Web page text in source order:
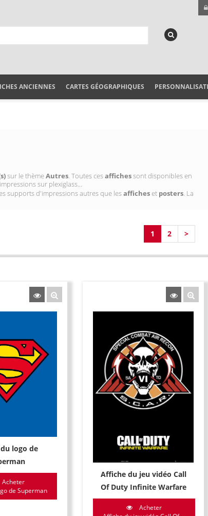
ANCIENNES CARTES GÉOGRAPHIQUES
sur le thèmeAutres. Toutes cesaffichessont disponibles en
sur plexiglass...
supports d'impressions autres que lesafficheset posters. La
1 2 >
logo de
Acheter
de Superman
Affiche du jeu vidéo Call
Of Duty Infinite Warfare
Acheter